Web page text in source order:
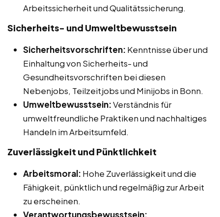
Arbeitssicherheit und Qualitätssicherung.
Sicherheits- und Umweltbewusstsein
Sicherheitsvorschriften: Kenntnisse über und
Einhaltung von Sicherheits- und
Gesundheitsvorschriften bei diesen
Nebenjobs, Teilzeitjobs und Minijobs in Bonn.
Umweltbewusstsein:Verständnis für
umweltfreundliche Praktiken und nachhaltiges
Handeln im Arbeitsumfeld.
Zuverlässigkeit und Pünktlichkeit
Arbeitsmoral: Hohe Zuverlässigkeit und die
Fähigkeit, pünktlich und regelmäßig zur Arbeit
zu erscheinen.
Verantwortungsbewusstsein: